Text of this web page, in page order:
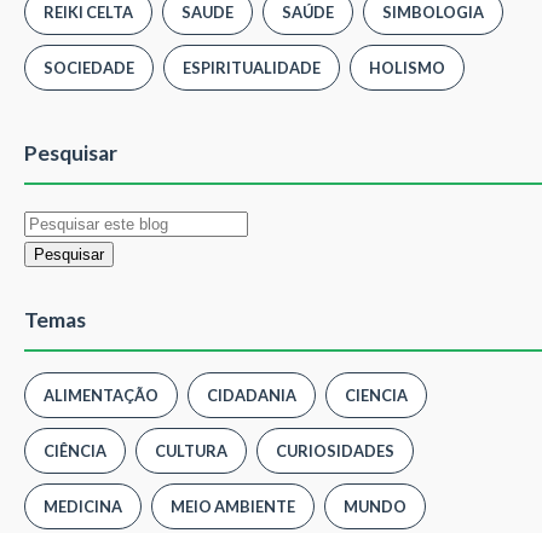
REIKI CELTA SAUDE SAÚDE SIMBOLOGIA
SOCIEDADE ESPIRITUALIDADE HOLISMO
Pesquisar
Temas
ALIMENTAÇÃO CIDADANIA CIENCIA
CIÊNCIA CULTURA CURIOSIDADES
MEDICINA MEIO AMBIENTE MUNDO